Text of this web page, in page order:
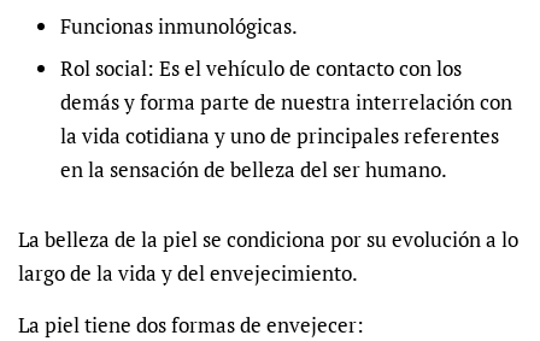
Funcionas inmunológicas.
Rol social: Es el vehículo de contacto con los
demás y forma parte de nuestra interrelación con
la vida cotidiana y uno de principales referentes
en la sensación de belleza del ser humano.
La belleza de la piel se condiciona por su evolución a lo
largo de la vida y del envejecimiento.
La piel tiene dos formas de envejecer: